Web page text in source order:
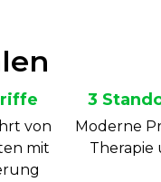
von
mit
3
Moderne
Therapie